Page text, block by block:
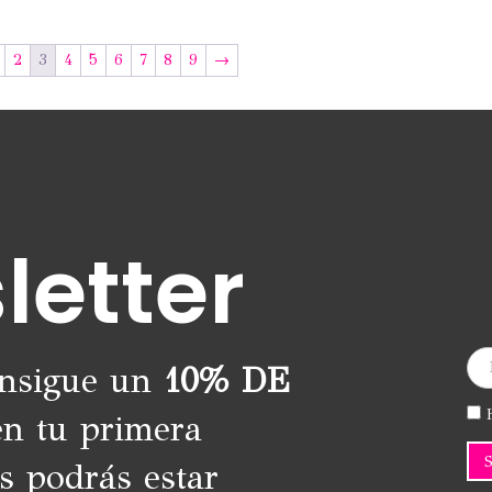
2 3 4 5 6 7 8 9 →
un 10% DE
tu primera
podrás estar